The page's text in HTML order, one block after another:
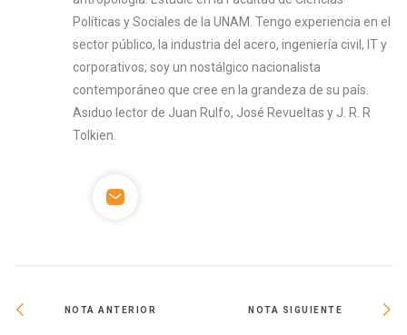
Políticas y Sociales de la UNAM. Tengo experiencia en el
sector público, la industria del acero, ingeniería civil, IT y
corporativos; soy un nostálgico nacionalista
contemporáneo que cree en la grandeza de su país.
Asiduo lector de Juan Rulfo, José Revueltas y J. R. R
Tolkien.
NOTA ANTERIOR NOTA SIGUIENTE